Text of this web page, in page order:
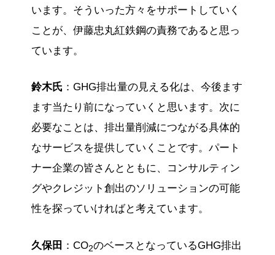
います。そういった方々をサポートしていく
ことが、伊藤忠丸紅鉄鋼の責務であると思っ
ています。
鈴木氏 ：GHG排出量の見える化は、今後ます
ます当たり前になっていくと思います。次に
必要なことは、排出量削減につながる具体的
なサービスを提供していくことです。パート
ナー企業の皆さんとともに、コンサルティン
グやクレジット創出のソリューションの可能
性を探っていければと考えています。
久保田 ：CO2のベースとなっているGHG排出